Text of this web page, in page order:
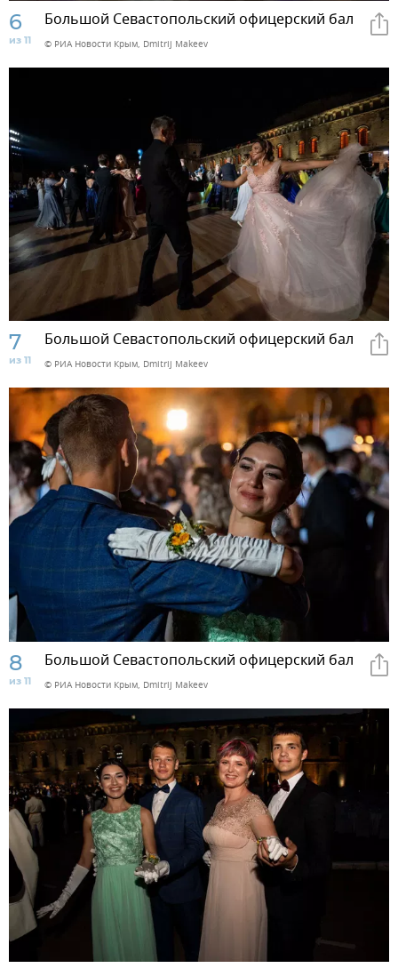
6
из 11
Большой Севастопольский офицерский бал
© РИА Новости Крым, Dmitrij Makeev
7
из 11
Большой Севастопольский офицерский бал
© РИА Новости Крым, Dmitrij Makeev
8
из 11
Большой Севастопольский офицерский бал
© РИА Новости Крым, Dmitrij Makeev